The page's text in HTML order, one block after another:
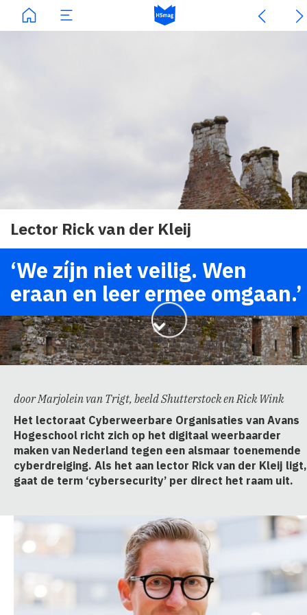
Lector Rick van der Kleij
‘We zíjn niet veilig. Wen
eraan en leer ermee omgaan.’
door Marjolein van Trigt, beeld Shutterstock en Rick Wink
Het lectoraat Cyberweerbare Organisaties van Avans
Hogeschool richt zich op het digitaal weerbaarder
maken van Nederland tegen een alsmaar toenemende
cyberdreiging. Als het aan lector Rick van der Kleij ligt,
gaat de term ‘cybersecurity’ per direct het raam uit.